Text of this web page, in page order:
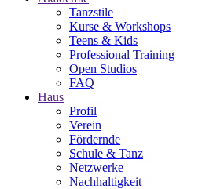
Tanzstile
Kurse & Workshops
Teens & Kids
Professional Training
Open Studios
FAQ
Haus
Profil
Verein
Fördernde
Schule & Tanz
Netzwerke
Nachhaltigkeit